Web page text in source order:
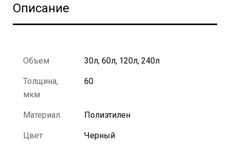
Описание
Объем 30л, 60л, 120л, 240л
Толщина,
мкм
60
Материал Полиэтилен
Цвет Черный